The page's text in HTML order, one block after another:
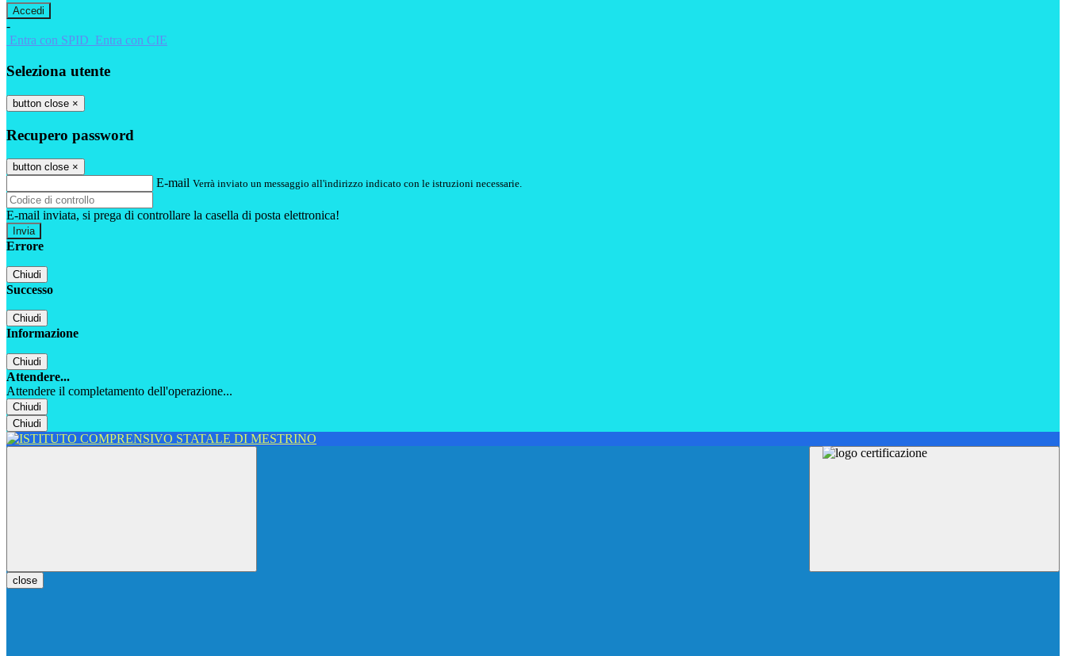
-
Entra con SPID Entra con CIE
Seleziona utente
button close ×
Recupero password
button close ×
E-mail Verrà inviato un messaggio all'indirizzo indicato con le istruzioni necessarie.
E-mail inviata, si prega di controllare la casella di posta elettronica!
Errore
Chiudi
Successo
Chiudi
Informazione
Chiudi
Attendere...
Attendere il completamento dell'operazione...
Chiudi
Chiudi
close